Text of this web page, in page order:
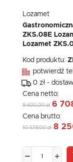
Lozamet
ZKS.08E
Lozamet
Kod produktu:
potwierdź
0 zł -
Cena netto:
8 600,00 zł 6
Cena brutto:
10 578,00 zł 8